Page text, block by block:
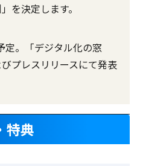
を決定します。
定。「デジタル化の窓
プレスリリースにて発表
特典